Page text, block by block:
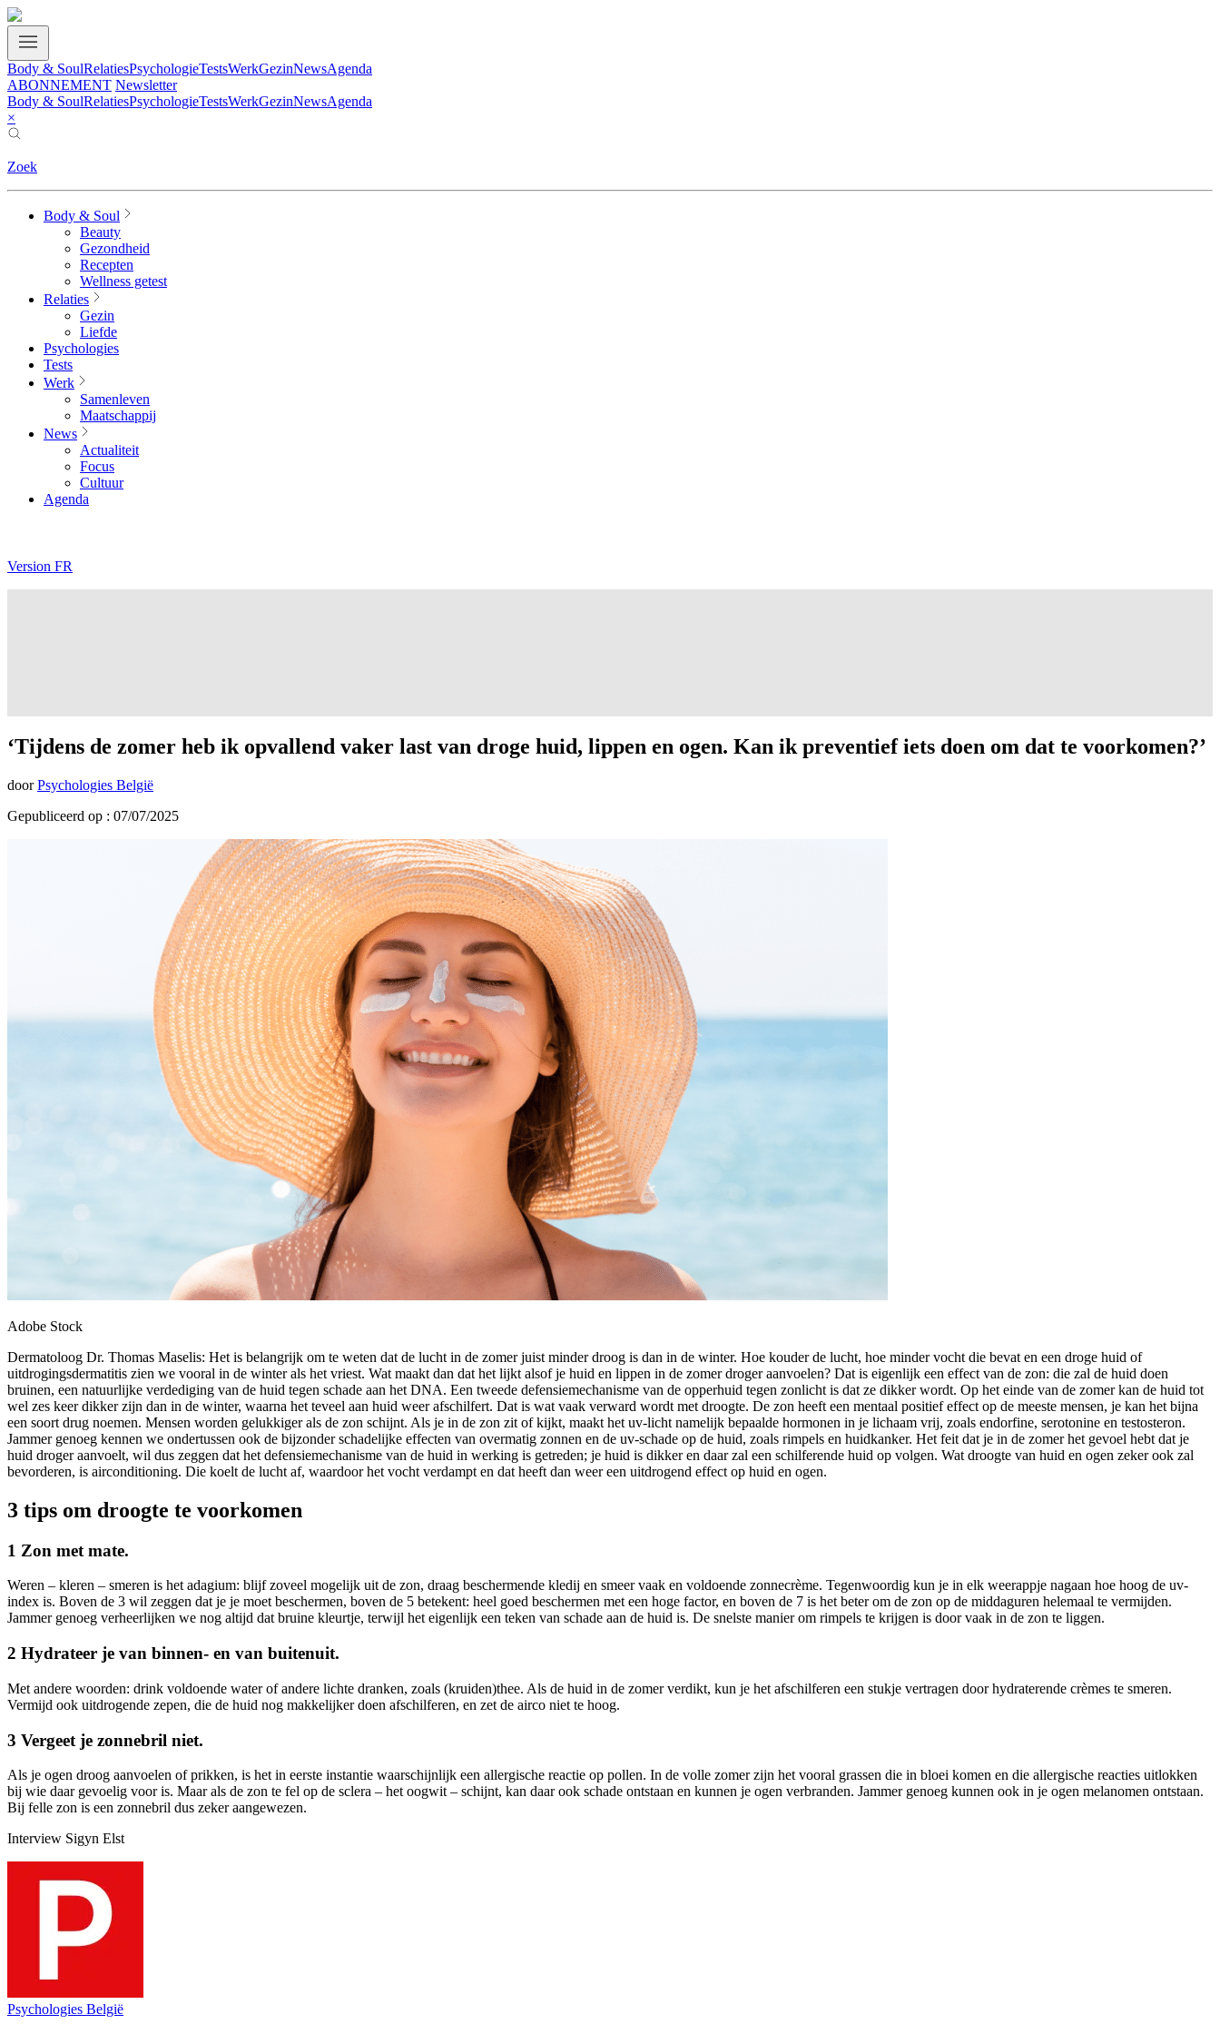
Body & SoulRelatiesPsychologieTestsWerkGezinNewsAgenda
ABONNEMENT Newsletter
Body & SoulRelatiesPsychologieTestsWerkGezinNewsAgenda
×
Zoek
Body & Soul
Beauty
Gezondheid
Recepten
Wellness getest
Relaties
Gezin
Liefde
Psychologies
Tests
Werk
Samenleven
Maatschappij
News
Actualiteit
Focus
Cultuur
Agenda
Version FR
‘Tijdens de zomer heb ik opvallend vaker last van droge huid, lippen en ogen. Kan ik preventief iets doen om dat te voorkomen?’
door Psychologies België
Gepubliceerd op : 07/07/2025
Adobe Stock
Dermatoloog Dr. Thomas Maselis: Het is belangrijk om te weten dat de lucht in de zomer juist minder droog is dan in de winter. Hoe kouder de lucht, hoe minder vocht die bevat en een droge huid of
uitdrogingsdermatitis zien we vooral in de winter als het vriest. Wat maakt dan dat het lijkt alsof je huid en lippen in de zomer droger aanvoelen? Dat is eigenlijk een effect van de zon: die zal de huid doen
bruinen, een natuurlijke verdediging van de huid tegen schade aan het DNA. Een tweede defensiemechanisme van de opperhuid tegen zonlicht is dat ze dikker wordt. Op het einde van de zomer kan de huid tot
wel zes keer dikker zijn dan in de winter, waarna het teveel aan huid weer afschilfert. Dat is wat vaak verward wordt met droogte. De zon heeft een mentaal positief effect op de meeste mensen, je kan het bijna
een soort drug noemen. Mensen worden gelukkiger als de zon schijnt. Als je in de zon zit of kijkt, maakt het uv-licht namelijk bepaalde hormonen in je lichaam vrij, zoals endorfine, serotonine en testosteron.
Jammer genoeg kennen we ondertussen ook de bijzonder schadelijke effecten van overmatig zonnen en de uv-schade op de huid, zoals rimpels en huidkanker. Het feit dat je in de zomer het gevoel hebt dat je
huid droger aanvoelt, wil dus zeggen dat het defensiemechanisme van de huid in werking is getreden; je huid is dikker en daar zal een schilferende huid op volgen. Wat droogte van huid en ogen zeker ook zal
bevorderen, is airconditioning. Die koelt de lucht af, waardoor het vocht verdampt en dat heeft dan weer een uitdrogend effect op huid en ogen.
3 tips om droogte te voorkomen
1 Zon met mate.
Weren – kleren – smeren is het adagium: blijf zoveel mogelijk uit de zon, draag beschermende kledij en smeer vaak en voldoende zonnecrème. Tegenwoordig kun je in elk weerappje nagaan hoe hoog de uv-
index is. Boven de 3 wil zeggen dat je je moet beschermen, boven de 5 betekent: heel goed beschermen met een hoge factor, en boven de 7 is het beter om de zon op de middaguren helemaal te vermijden.
Jammer genoeg verheerlijken we nog altijd dat bruine kleurtje, terwijl het eigenlijk een teken van schade aan de huid is. De snelste manier om rimpels te krijgen is door vaak in de zon te liggen.
2 Hydrateer je van binnen- en van buitenuit.
Met andere woorden: drink voldoende water of andere lichte dranken, zoals (kruiden)thee. Als de huid in de zomer verdikt, kun je het afschilferen een stukje vertragen door hydraterende crèmes te smeren.
Vermijd ook uitdrogende zepen, die de huid nog makkelijker doen afschilferen, en zet de airco niet te hoog.
3 Vergeet je zonnebril niet.
Als je ogen droog aanvoelen of prikken, is het in eerste instantie waarschijnlijk een allergische reactie op pollen. In de volle zomer zijn het vooral grassen die in bloei komen en die allergische reacties uitlokken
bij wie daar gevoelig voor is. Maar als de zon te fel op de sclera – het oogwit – schijnt, kan daar ook schade ontstaan en kunnen je ogen verbranden. Jammer genoeg kunnen ook in je ogen melanomen ontstaan.
Bij felle zon is een zonnebril dus zeker aangewezen.
Interview Sigyn Elst
Psychologies België